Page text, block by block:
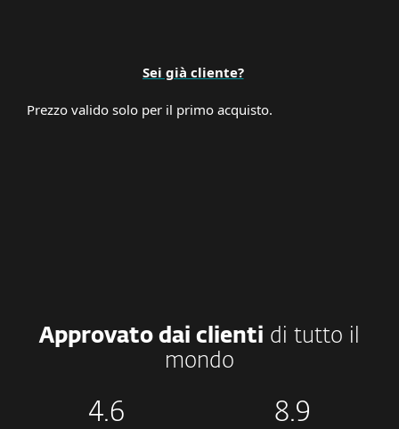
Sei già cliente?
Prezzo valido solo per il primo acquisto.
Approvato dai clienti di tutto il
mondo
4.6 8.9